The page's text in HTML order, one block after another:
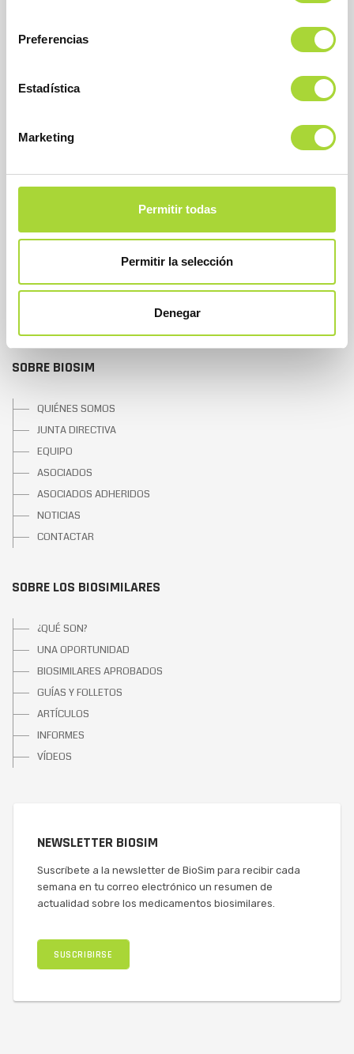
Preferencias
Estadística
Marketing
Permitir todas
Permitir la selección
Denegar
Dirección
28027 Madrid
SOBRE BIOSIM
QUIÉNES SOMOS
JUNTA DIRECTIVA
EQUIPO
ASOCIADOS
ASOCIADOS ADHERIDOS
NOTICIAS
CONTACTAR
SOBRE LOS BIOSIMILARES
¿QUÉ SON?
UNA OPORTUNIDAD
BIOSIMILARES APROBADOS
GUÍAS Y FOLLETOS
ARTÍCULOS
INFORMES
VÍDEOS
NEWSLETTER BIOSIM
Suscríbete a la newsletter de BioSim para recibir cada
semana en tu correo electrónico un resumen de
actualidad sobre los medicamentos biosimilares.
SUSCRIBIRSE